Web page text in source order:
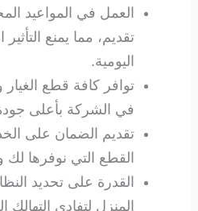
العمل في المواعيد
تقديم، مما يمنع
اليومية.
توافر كافة قطع الغيار
في الشركة بأعلى
تقديم الضمان على
القطع التي نوفرها لك
القدرة على تحديد
المنزل لتفادي التهالك